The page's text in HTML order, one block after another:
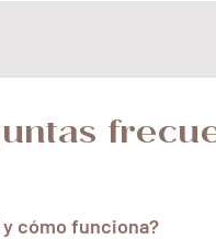
y cómo funciona?